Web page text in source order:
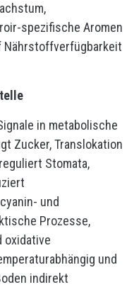
spezifische Aromen
Nährstoffverfügbarkeit
in metabolische
Zucker, Translokation
Stomata,
und
Prozesse,
oxidative
und
indirekt